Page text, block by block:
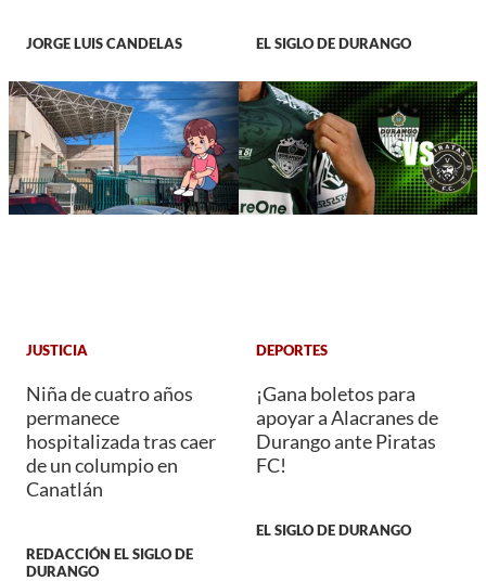
JORGE LUIS CANDELAS EL SIGLO DE DURANGO
JUSTICIA
Niña de cuatro años
permanece
hospitalizada tras caer
de un columpio en
Canatlán
REDACCIÓN EL SIGLO DE
DURANGO
DEPORTES
¡Gana boletos para
apoyar a Alacranes de
Durango ante Piratas
FC!
EL SIGLO DE DURANGO